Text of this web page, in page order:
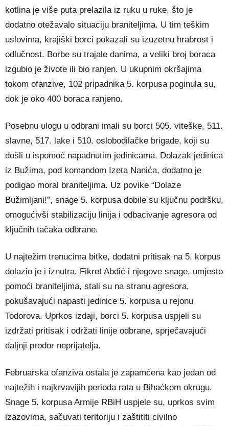
kotlina je više puta prelazila iz ruku u ruke, što je
dodatno otežavalo situaciju braniteljima. U tim teškim
uslovima, krajiški borci pokazali su izuzetnu hrabrost i
odlučnost. Borbe su trajale danima, a veliki broj boraca
izgubio je živote ili bio ranjen. U ukupnim okršajima
tokom ofanzive, 102 pripadnika 5. korpusa poginula su,
dok je oko 400 boraca ranjeno.
Posebnu ulogu u odbrani imali su borci 505. viteške, 511.
slavne, 517. lake i 510. oslobodilačke brigade, koji su
došli u ispomoć napadnutim jedinicama. Dolazak jedinica
iz Bužima, pod komandom Izeta Nanića, dodatno je
podigao moral braniteljima. Uz povike “Dolaze
Bužimljani!”, snage 5. korpusa dobile su ključnu podršku,
omogućivši stabilizaciju linija i odbacivanje agresora od
ključnih tačaka odbrane.
U najtežim trenucima bitke, dodatni pritisak na 5. korpus
dolazio je i iznutra. Fikret Abdić i njegove snage, umjesto
pomoći braniteljima, stali su na stranu agresora,
pokušavajući napasti jedinice 5. korpusa u rejonu
Todorova. Uprkos izdaji, borci 5. korpusa uspjeli su
izdržati pritisak i održati linije odbrane, sprječavajući
daljnji prodor neprijatelja.
Februarska ofanziva ostala je zapamćena kao jedan od
najtežih i najkrvavijih perioda rata u Bihaćkom okrugu.
Snage 5. korpusa Armije RBiH uspjele su, uprkos svim
izazovima, sačuvati teritoriju i zaštititi civilno